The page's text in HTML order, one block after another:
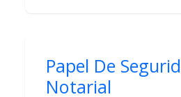
Papel De
Notarial